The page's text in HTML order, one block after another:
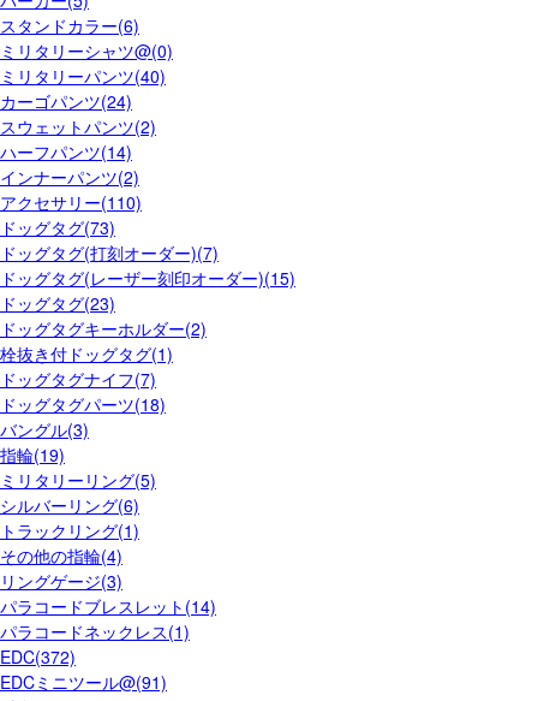
スタンドカラー(6)
ミリタリーシャツ@(0)
ミリタリーパンツ(40)
カーゴパンツ(24)
スウェットパンツ(2)
ハーフパンツ(14)
インナーパンツ(2)
アクセサリー(110)
ドッグタグ(73)
ドッグタグ(打刻オーダー)(7)
ドッグタグ(レーザー刻印オーダー)(15)
ドッグタグ(23)
ドッグタグキーホルダー(2)
栓抜き付ドッグタグ(1)
ドッグタグナイフ(7)
ドッグタグパーツ(18)
バングル(3)
指輪(19)
ミリタリーリング(5)
シルバーリング(6)
トラックリング(1)
その他の指輪(4)
リングゲージ(3)
パラコードブレスレット(14)
パラコードネックレス(1)
EDC(372)
EDCミニツール@(91)